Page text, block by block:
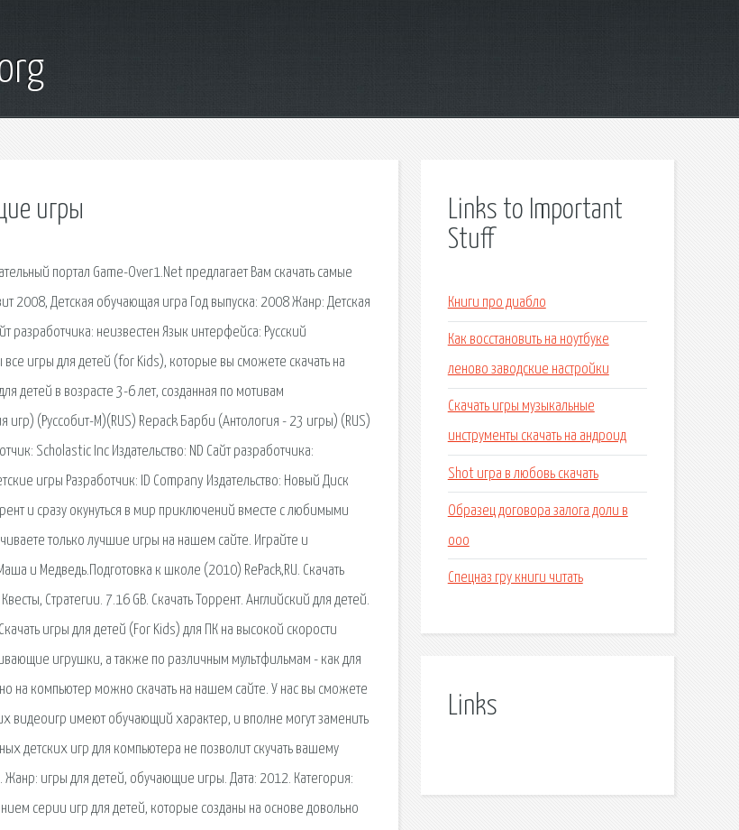
игры
портал Game-Over1.Net предлагает Вам скачать самые
Детская обучающая игра Год выпуска: 2008 Жанр: Детская
разработчика: неизвестен Язык интерфейса: Русский
игры для детей (for Kids), которые вы сможете скачать на
детей в возрасте 3-6 лет, созданная по мотивам
(Руссобит-М)(RUS) Repack Барби (Антология - 23 игры) (RUS)
Sсholastic Inc Издательство: ND Сайт разработчика:
игры Разработчик: ID Company Издательство: Новый Диск
и сразу окунуться в мир приключений вместе с любимыми
только лучшие игры на нашем сайте. Играйте и
и Медведь.Подготовка к школе (2010) RePack,RU. Скачать
Стратегии. 7.16 GB. Скачать Торрент. Английский для детей.
игры для детей (For Kids) для ПК на высокой скорости
игрушки, а также по различным мультфильмам - как для
на компьютер можно скачать на нашем сайте. У нас вы сможете
видеоигр имеют обучающий характер, и вполне могут заменить
детских игр для компьютера не позволит скучать вашему
Жанр: игры для детей, обучающие игры. Дата: 2012. Категория:
серии игр для детей, которые созданы на основе довольно
Links to Important
Stuff
Книги про диабло
Как восстановить на ноутбуке
леново заводские настройки
Скачать игры музыкальные
инструменты скачать на андроид
Shot игра в любовь скачать
Образец договора залога доли в
ооо
Спецназ гру книги читать
Links